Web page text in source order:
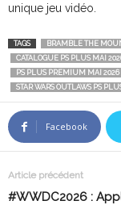
unique jeu vidéo.
TAGS BRAMBLE THE
CATALOGUE PS PLUS MAI
PS PLUS PREMIUM MAI 2026
STAR WARS OUTLAWS PS
Facebook
Article précédent
#WWDC2026 :